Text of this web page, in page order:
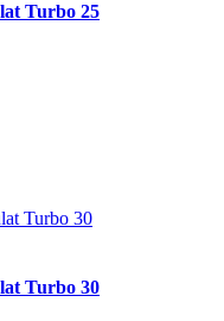
Turbo 25
Turbo 30